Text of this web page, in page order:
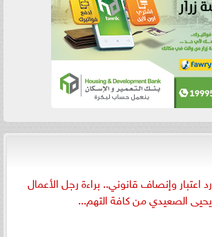
رد اعتبار وإنصاف قانوني.. براءة رجل الأعمال
يحيى الصعيدي من كافة التهم...